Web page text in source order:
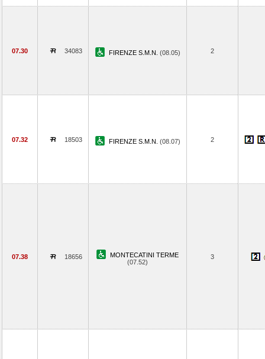
07.30 34083 FIRENZE S.M.N. (08.05) 2
07.32 18503 FIRENZE S.M.N. (08.07) 2
07.38 18656
MONTECATINI TERME
(07.52)
3